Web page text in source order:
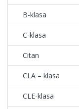
B-klasa
C-klasa
Citan
CLA – klasa
CLE-klasa